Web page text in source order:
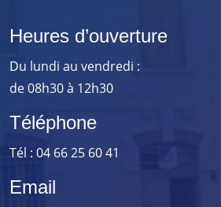
Heures d’ouverture
Du lundi au vendredi :
de 08h30 à 12h30
Téléphone
Tél : 04 66 25 60 41
Email